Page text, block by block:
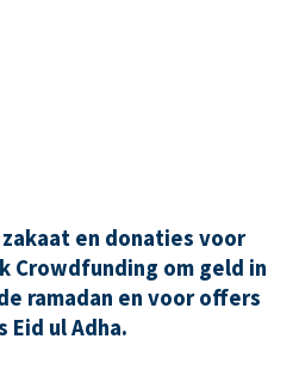
en donaties voor
Crowdfunding om geld in
ramadan en voor offers
Eid ul Adha.